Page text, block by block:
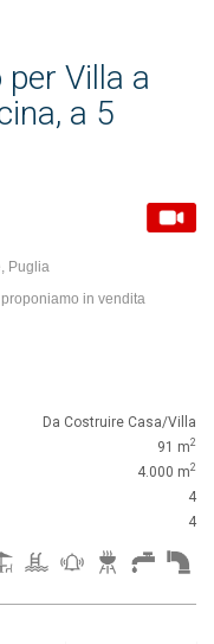
Villa a
a 5
Puglia
in vendita
Da Costruire Casa/Villa
91 m2
4.000 m2
4
4